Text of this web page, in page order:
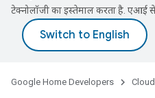
टेक्नोलॉजी का इस्तेमाल करता है. एआई
Google Home Developers